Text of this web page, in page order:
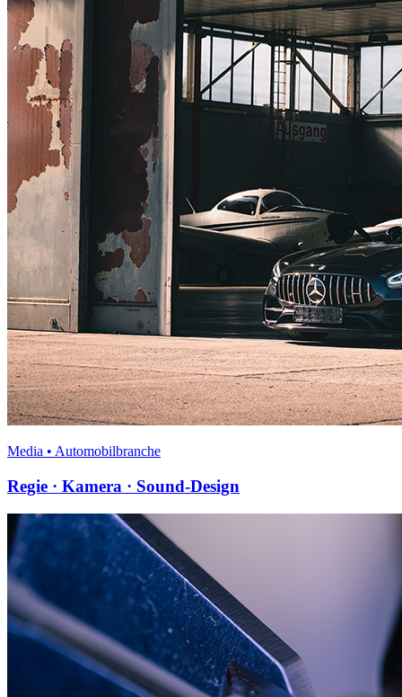
Media • Automobilbranche
Regie · Kamera · Sound-Design